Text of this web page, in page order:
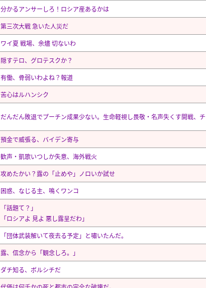
分かるアンサーしろ！ロシア産あるかは
第三次大戦 急いた人災だ
ワイ夏 戦場、余燼 切ないわ
隠すテロ、グロテスクか？
有働、骨弱いわよね？報道
苦心はルハンシク
だんだん敗退でプーチン成果少ない。生命軽視し畏敬・名声失くす開戦、チ
預金で威張る、バイデン寄与
歓声・凱歌いつしか失意、海外戦火
攻めたかい？露の「止めや」ノロいか試せ
困惑、なじる主、鳴くワンコ
「話題て？」
「ロシアよ 見よ 悪し露呈だわ」
「団体武装解いて夜去る予定」と嘯いたんだ。
露、信念から「観念しろ。」
ダチ知る、ボルシチだ